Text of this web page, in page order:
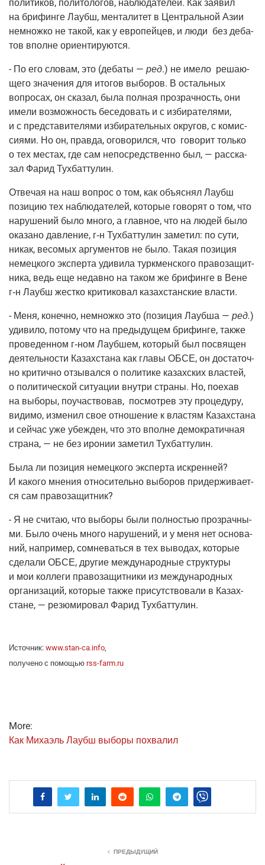
поли­ти­ков, поли­то­ло­гов, наблю­да­те­лей. Как заявил
на бри­фин­ге Лаубш, мен­та­ли­тет в Цен­траль­ной Азии
немнож­ко не такой, как у евро­пей­цев, и люди без деба­
тов вполне ориентируются.
- По его сло­вам, это (деба­ты — ред.) не име­ло реша­ю­
ще­го зна­че­ния для ито­гов выбо­ров. В осталь­ных
вопро­сах, он ска­зал, была пол­ная про­зрач­ность, они
име­ли воз­мож­ность бесе­до­вать и с изби­ра­те­ля­ми,
и с пред­ста­ви­те­ля­ми изби­ра­тель­ных окру­гов, с комис­
си­я­ми. Но он, прав­да, ого­во­рил­ся, что гово­рит толь­ко
о тех местах, где сам непо­сред­ствен­но был, — рас­ска­
зал Фарид Тухбаттулин.
Отве­чая на наш вопрос о том, как объ­яс­нял Лаубш
пози­цию тех наблю­да­те­лей, кото­рые гово­рят о том, что
нару­ше­ний было мно­го, а глав­ное, что на людей было
ока­за­но дав­ле­ние, г‑н Тух­бат­ту­лин заме­тил: по сути,
никак, весо­мых аргу­мен­тов не было. Такая пози­ция
немец­ко­го экс­пер­та уди­ви­ла турк­мен­ско­го пра­во­за­щит­
ни­ка, ведь еще недав­но на таком же бри­фин­ге в Вене
г‑н Лаубш жест­ко кри­ти­ко­вал казах­стан­ские власти.
- Меня, конеч­но, немнож­ко это (пози­ция Лауб­ша — ред.)
уди­ви­ло, пото­му что на преды­ду­щем бри­фин­ге, так­же
про­ве­ден­ном г‑ном Лауб­шем, кото­рый был посвя­щен
дея­тель­но­сти Казах­ста­на как гла­вы ОБСЕ, он доста­точ­
но кри­тич­но отзы­вал­ся о поли­ти­ке казах­ских вла­стей,
о поли­ти­че­ской ситу­а­ции внут­ри стра­ны. Но, поехав
на выбо­ры, поучаст­во­вав, посмот­рев эту про­це­ду­ру,
види­мо, изме­нил свое отно­ше­ние к вла­стям Казах­ста­на
и сей­час уже убеж­ден, что это вполне демо­кра­тич­ная
стра­на, — не без иро­нии заме­тил Тухбаттулин.
Была ли пози­ция немец­ко­го экс­пер­та искрен­ней?
И како­го мне­ния отно­си­тель­но выбо­ров при­дер­жи­ва­ет­
ся сам правозащитник?
- Я не счи­таю, что выбо­ры были пол­но­стью про­зрач­ны­
ми. Было очень мно­го нару­ше­ний, и у меня нет осно­ва­
ний, напри­мер, сомне­вать­ся в тех выво­дах, кото­рые
сде­ла­ли ОБСЕ, дру­гие меж­ду­на­род­ные струк­ту­ры
и мои кол­ле­ги пра­во­за­щит­ни­ки из меж­ду­на­род­ных
орга­ни­за­ций, кото­рые так­же при­сут­ство­ва­ли в Казах­
стане, — резю­ми­ро­вал Фарид Тухбаттулин.
Источ­ник: www.stan-ca.info
полу­че­но с помо­щью rss-farm.ru
More:
Как Миха­эль Лаубш выбо­ры похвалил
ПРЕДЫДУЩИЙ